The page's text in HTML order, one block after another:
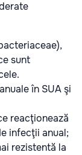
sunt
în SUA şi
reacţionează
infecţii anual;
rezistentă la